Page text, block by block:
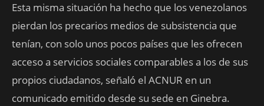
Esta misma situación ha hecho que los venezolanos
pierdan los precarios medios de subsistencia que
tenían, con solo unos pocos países que les ofrecen
acceso a servicios sociales comparables a los de sus
propios ciudadanos, señaló el ACNUR en un
comunicado emitido desde su sede en Ginebra.